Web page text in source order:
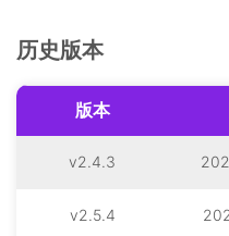
历史版本
版本
v2.4.3
v2.5.4